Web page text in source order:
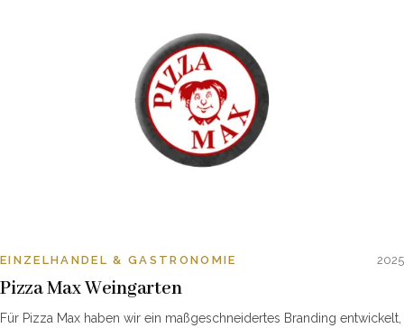
EINZELHANDEL & GASTRONOMIE 2025
Pizza Max Weingarten
Für Pizza Max haben wir ein maßgeschneidertes Branding entwickelt,